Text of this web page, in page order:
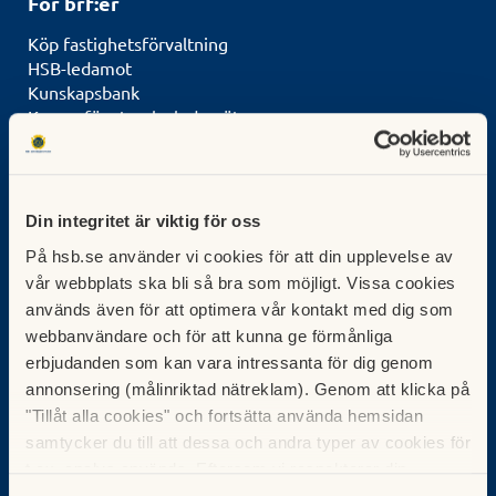
Din integritet är viktig för oss
På hsb.se använder vi cookies för att din upplevelse av
vår webbplats ska bli så bra som möjligt. Vissa cookies
används även för att optimera vår kontakt med dig som
webbanvändare och för att kunna ge förmånliga
erbjudanden som kan vara intressanta för dig genom
annonsering (målinriktad nätreklam). Genom att klicka på
"Tillåt alla cookies" och fortsätta använda hemsidan
samtycker du till att dessa och andra typer av cookies för
Köp fastighetsförvaltning
HSB-ledamot
Kunskapsbank
Kurser för styrelseledamöter
Kontakt & Service
Gör en felanmälan
Logga in i Mitt HSB
Om oss
Om HSB Filipstad
Jobba hos oss
Press
Nyheter från HSB Filipstad
In English